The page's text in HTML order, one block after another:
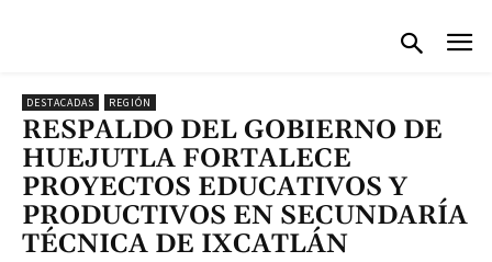
DESTACADAS REGIÓN
RESPALDO DEL GOBIERNO DE
HUEJUTLA FORTALECE
PROYECTOS EDUCATIVOS Y
PRODUCTIVOS EN SECUNDARÍA
TÉCNICA DE IXCATLÁN